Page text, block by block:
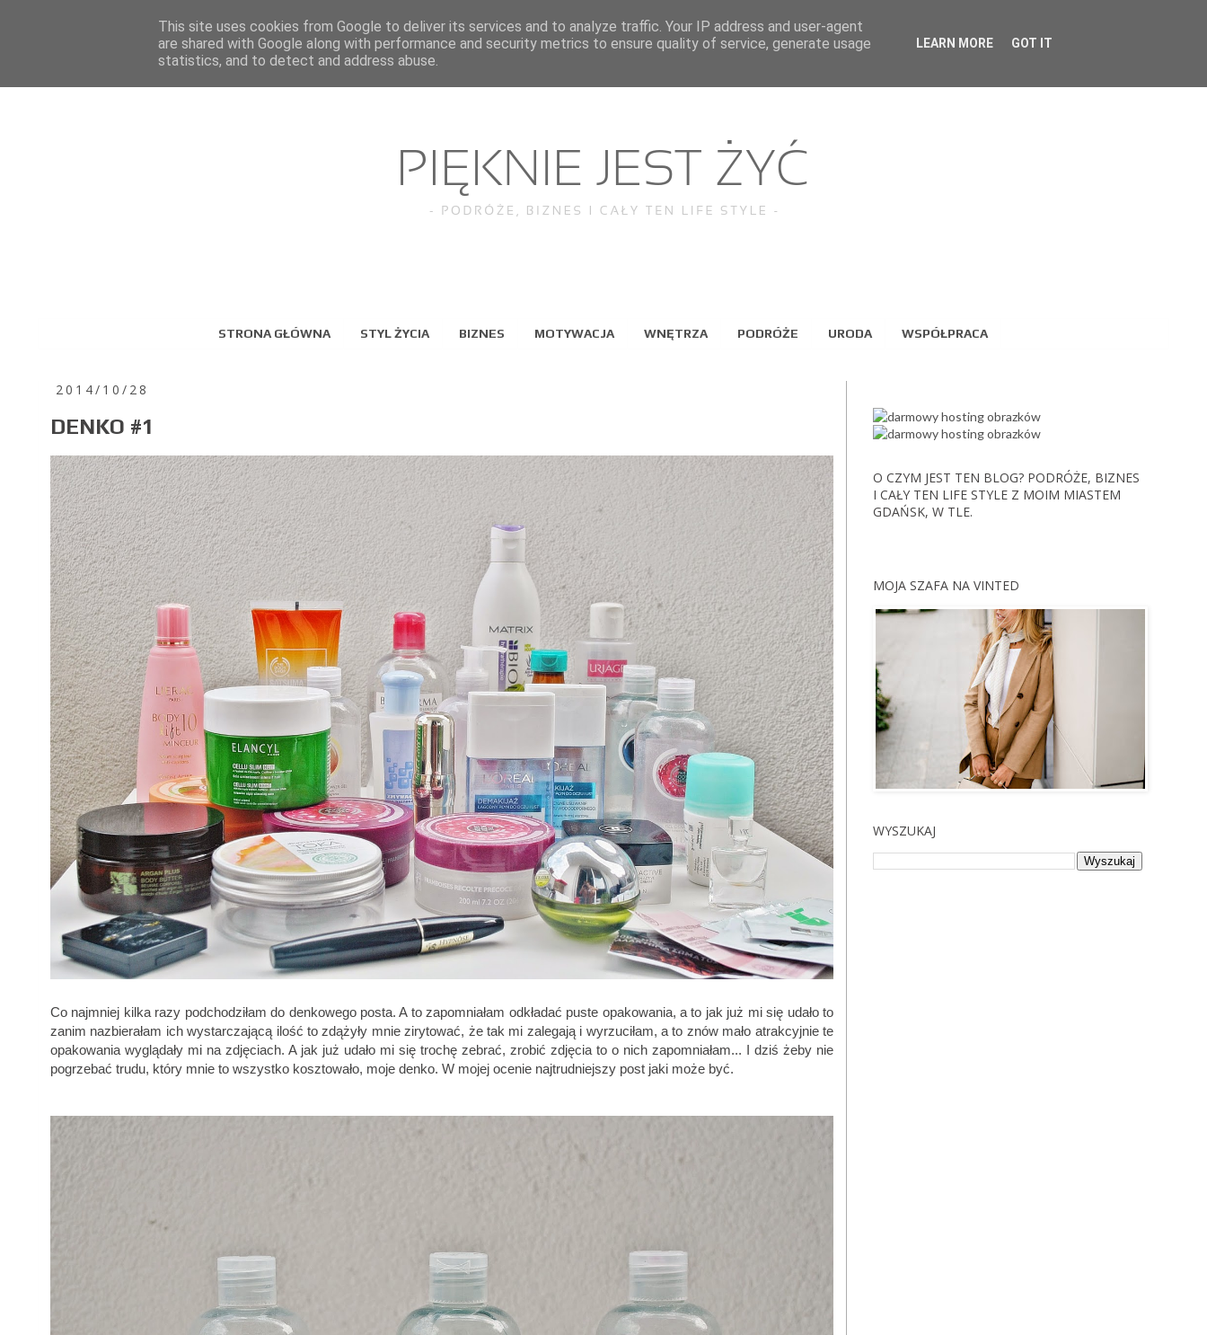
STRONA GŁÓWNA STYL ŻYCIA BIZNES MOTYWACJA WNĘTRZA PODRÓŻE URODA WSPÓŁPRACA
2014/10/28
DENKO #1
Co najmniej kilka razy podchodziłam do denkowego posta. A to zapomniałam odkładać puste opakowania, a to jak już mi się udało to
zanim nazbierałam ich wystarczającą ilość to zdążyły mnie zirytować, że tak mi zalegają i wyrzuciłam, a to znów mało atrakcyjnie te
opakowania wyglądały mi na zdjęciach. A jak już udało mi się trochę zebrać, zrobić zdjęcia to o nich zapomniałam... I dziś żeby nie
pogrzebać trudu, który mnie to wszystko kosztowało, moje denko. W mojej ocenie najtrudniejszy post jaki może być.
O CZYM JEST TEN BLOG? PODRÓŻE, BIZNES
I CAŁY TEN LIFE STYLE Z MOIM MIASTEM
GDAŃSK, W TLE.
MOJA SZAFA NA VINTED
WYSZUKAJ
This site uses cookies from Google to deliver its services and to analyze traffic. Your IP address and user-agent
are shared with Google along with performance and security metrics to ensure quality of service, generate usage
statistics, and to detect and address abuse.
LEARN MORE GOT IT